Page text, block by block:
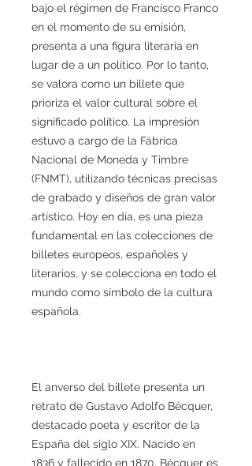
bajo el régimen de Francisco Franco
en el momento de su emisión,
presenta a una figura literaria en
lugar de a un político. Por lo tanto,
se valora como un billete que
prioriza el valor cultural sobre el
significado político. La impresión
estuvo a cargo de la Fábrica
Nacional de Moneda y Timbre
(FNMT), utilizando técnicas precisas
de grabado y diseños de gran valor
artístico. Hoy en día, es una pieza
fundamental en las colecciones de
billetes europeos, españoles y
literarios, y se colecciona en todo el
mundo como símbolo de la cultura
española.
El anverso del billete presenta un
retrato de Gustavo Adolfo Bécquer,
destacado poeta y escritor de la
España del siglo XIX. Nacido en
1836 y fallecido en 1870, Bécquer es